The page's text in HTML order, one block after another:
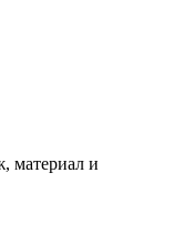
материал и